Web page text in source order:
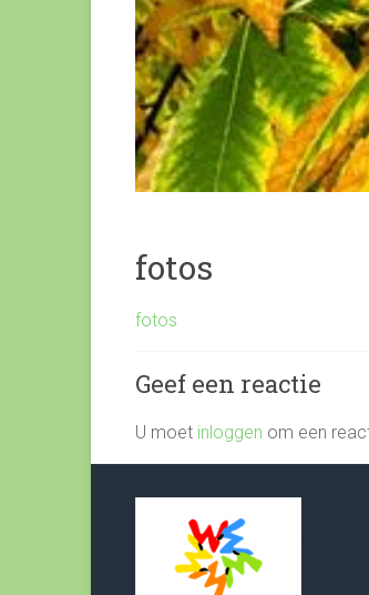
fotos
fotos
Geef een reactie
U moet inloggen om een